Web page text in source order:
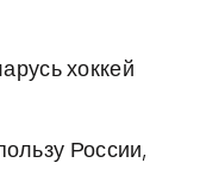
хоккей
России,